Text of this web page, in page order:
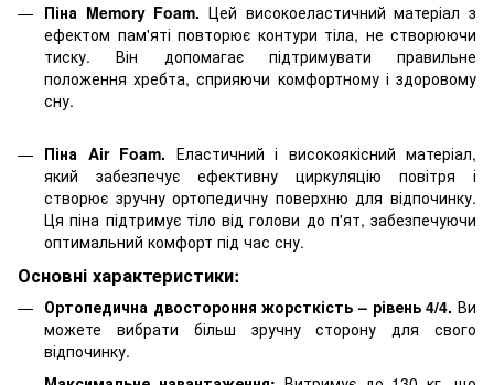
Піна Memory Foam. Цей високоеластичний матеріал з
ефектом пам'яті повторює контури тіла, не створюючи
тиску. Він допомагає підтримувати правильне
положення хребта, сприяючи комфортному і здоровому
сну.
Піна Air Foam. Еластичний і високоякісний матеріал,
який забезпечує ефективну циркуляцію повітря і
створює зручну ортопедичну поверхню для відпочинку.
Ця піна підтримує тіло від голови до п'ят, забезпечуючи
оптимальний комфорт під час сну.
Основні характеристики:
Ортопедична двостороння жорсткість – рівень 4/4. Ви
можете вибрати більш зручну сторону для свого
відпочинку.